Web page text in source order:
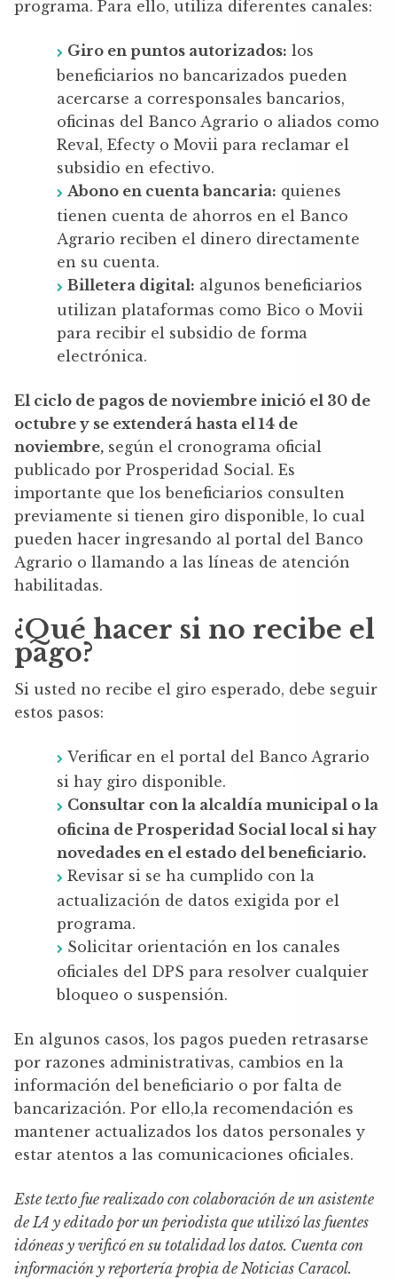
programa. Para ello, utiliza diferentes canales:
Giro en puntos autorizados: los
beneficiarios no bancarizados pueden
acercarse a corresponsales bancarios,
oficinas del Banco Agrario o aliados como
Reval, Efecty o Movii para reclamar el
subsidio en efectivo.
Abono en cuenta bancaria: quienes
tienen cuenta de ahorros en el Banco
Agrario reciben el dinero directamente
en su cuenta.
Billetera digital: algunos beneficiarios
utilizan plataformas como Bico o Movii
para recibir el subsidio de forma
electrónica.
El ciclo de pagos de noviembre inició el 30 de
octubre y se extenderá hasta el 14 de
noviembre, según el cronograma oficial
publicado por Prosperidad Social. Es
importante que los beneficiarios consulten
previamente si tienen giro disponible, lo cual
pueden hacer ingresando al portal del Banco
Agrario o llamando a las líneas de atención
habilitadas.
¿Qué hacer si no recibe el
pago?
Si usted no recibe el giro esperado, debe seguir
estos pasos:
Verificar en el portal del Banco Agrario
si hay giro disponible.
Consultar con la alcaldía municipal o la
oficina de Prosperidad Social local si hay
novedades en el estado del beneficiario.
Revisar si se ha cumplido con la
actualización de datos exigida por el
programa.
Solicitar orientación en los canales
oficiales del DPS para resolver cualquier
bloqueo o suspensión.
En algunos casos, los pagos pueden retrasarse
por razones administrativas, cambios en la
información del beneficiario o por falta de
bancarización. Por ello,la recomendación es
mantener actualizados los datos personales y
estar atentos a las comunicaciones oficiales.
Este texto fue realizado con colaboración de un asistente
de IA y editado por un periodista que utilizó las fuentes
idóneas y verificó en su totalidad los datos. Cuenta con
información y reportería propia de Noticias Caracol.